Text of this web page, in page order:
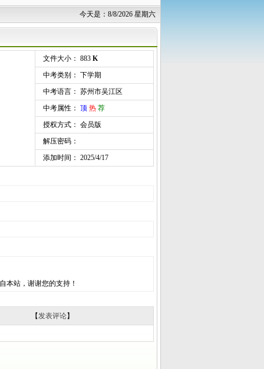
今天是：8/8/2026 星期六
文件大小： 883 K
中考类别： 下学期
中考语言： 苏州市吴江区
中考属性： 顶 热 荐
授权方式： 会员版
解压密码：
添加时间： 2025/4/17
本站，谢谢您的支持！
发表评论】